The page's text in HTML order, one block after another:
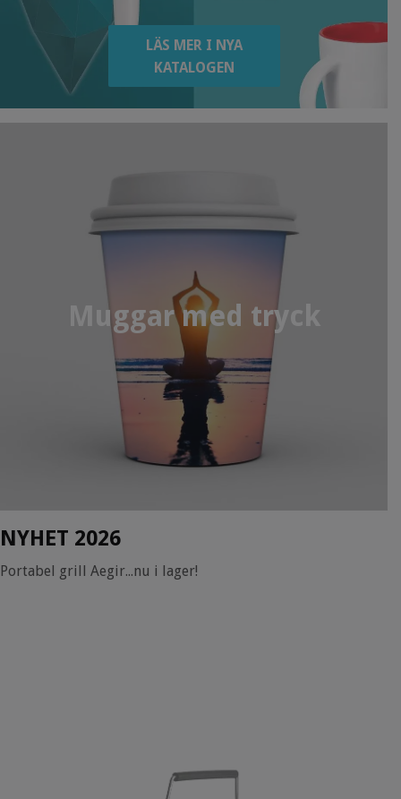
LÄS MER I NYA
KATALOGEN
Muggar med tryck
NYHET 2026
Portabel grill Aegir...nu i lager!